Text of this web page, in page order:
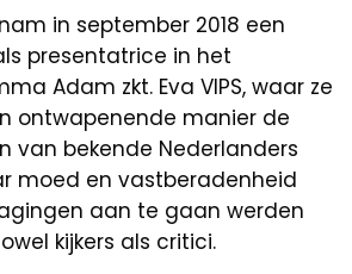
in september 2018 een
presentatrice in het
Adam zkt. Eva VIPS, waar ze
ontwapenende manier de
van bekende Nederlanders
moed en vastberadenheid
aan te gaan werden
kijkers als critici.